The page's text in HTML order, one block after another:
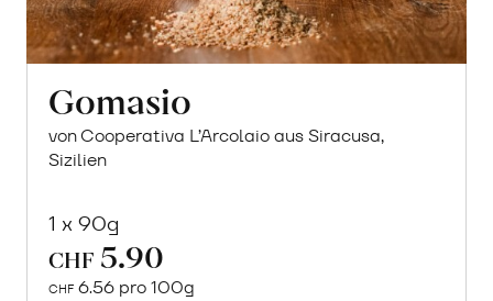
Gomasio
von Cooperativa L’Arcolaio aus Siracusa,
Sizilien
1 x 90g
CHF 5.90
CHF 6.56 pro 100g